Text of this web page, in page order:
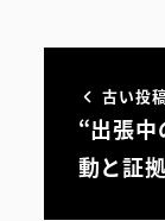
古い投
“出張
動と証